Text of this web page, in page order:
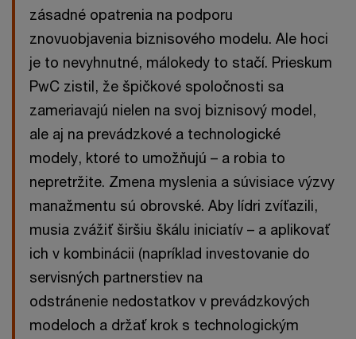
zásadné opatrenia na podporu
znovuobjavenia biznisového modelu. Ale hoci
je to nevyhnutné, málokedy to stačí. Prieskum
PwC zistil, že špičkové spoločnosti sa
zameriavajú nielen na svoj biznisový model,
ale aj na prevádzkové a technologické
modely, ktoré to umožňujú – a robia to
nepretržite. Zmena myslenia a súvisiace výzvy
manažmentu sú obrovské. Aby lídri zvíťazili,
musia zvážiť širšiu škálu iniciatív – a aplikovať
ich v kombinácii (napríklad investovanie do
servisných partnerstiev na
odstránenie nedostatkov v prevádzkových
modeloch a držať krok s technologickým